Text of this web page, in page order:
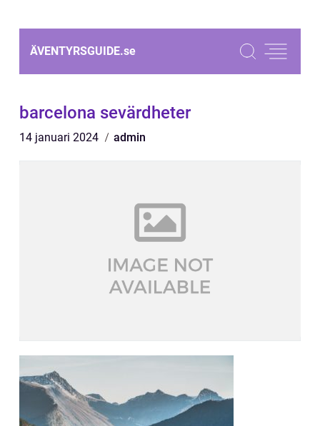
ÄVENTYRSGUIDE.se
barcelona sevärdheter
14 januari 2024 admin